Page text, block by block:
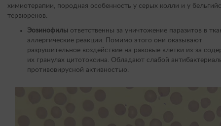
химиотерапии, породная особенность у серых колли и у
тервюренов.
Эозинофилы ответственны за уничтожение паразитов в
аллергические реакции. Помимо этого они оказывают
разрушительное воздействие на раковые клетки из-за
их гранулах цитотоксина. Обладают слабой
противовирусной активностью.